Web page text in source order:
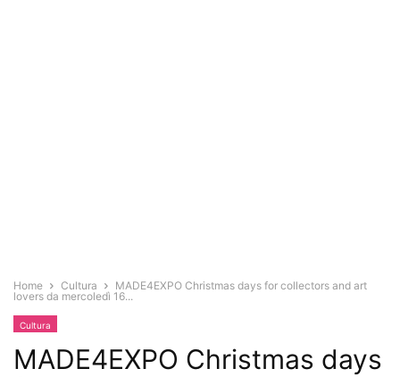
Home Cultura
MADE4EXPO Christmas days for collectors and art
lovers da mercoledì 16...
Cultura
MADE4EXPO Christmas days